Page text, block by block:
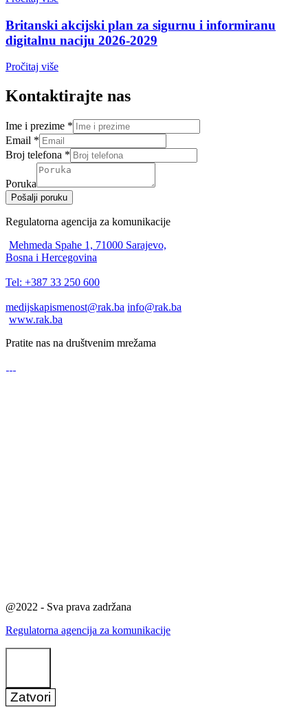
Britanski akcijski plan za sigurnu i informiranu
digitalnu naciju 2026-2029
Pročitaj više
Kontaktirajte nas
Ime i prezime *
Email *
Broj telefona *
Poruka
Pošalji poruku
Regulatorna agencija za komunikacije
Mehmeda Spahe 1, 71000 Sarajevo,
Bosna i Hercegovina
Tel: +387 33 250 600
medijskapismenost@rak.ba info@rak.ba
www.rak.ba
Pratite nas na društvenim mrežama
@2022 - Sva prava zadržana
Regulatorna agencija za komunikacije
Zatvori